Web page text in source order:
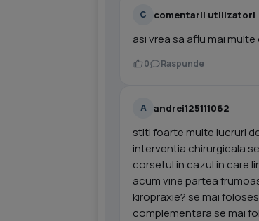
C comentarii utilizatori
asi vrea sa aflu mai
0 Raspunde
A andrei125111062
stiti foarte multe lucruri
interventia chirurgicala
corsetul in cazul in care
acum vine partea
kiropraxie? se mai
complementara se mai